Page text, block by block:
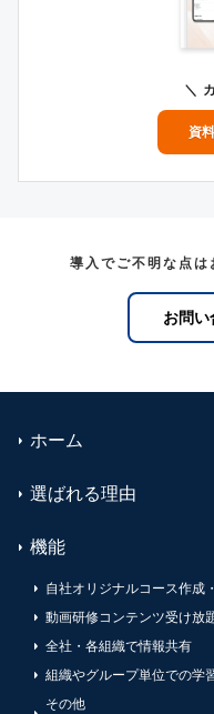
資
導入でご不明な点
お問い
ホーム
選ばれる理由
機能
自社オリジナルコース作成
動画研修コンテンツ受け放
全社・各組織で情報共有
組織やグループ単位での学
その他